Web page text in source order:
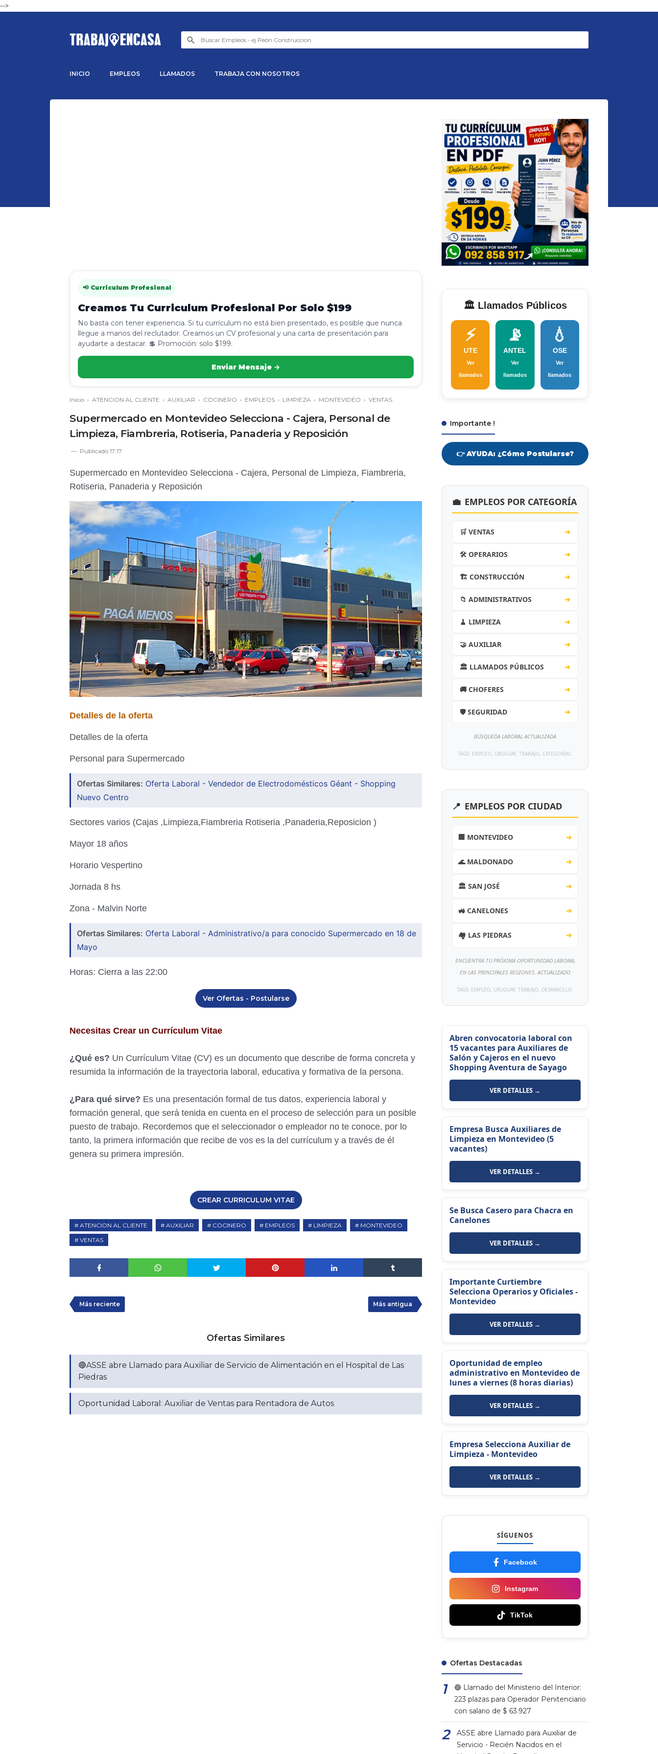
-->
INICIO EMPLEOS LLAMADOS TRABAJA CON NOSOTROS
📢 Curriculum Profesional
Creamos Tu Curriculum Profesional Por Solo $199
No basta con tener experiencia. Si tu currículum no está bien presentado, es posible que nunca
llegue a manos del reclutador. Creamos un CV profesional y una carta de presentación para
ayudarte a destacar. 💲 Promoción: solo $199.
Enviar Mensaje →
Inicio › ATENCION AL CLIENTE › AUXILIAR › COCINERO › EMPLEOS › LIMPIEZA › MONTEVIDEO › VENTAS
Supermercado en Montevideo Selecciona - Cajera, Personal de
Limpieza, Fiambreria, Rotiseria, Panaderia y Reposición
Publicado 17:17
Supermercado en Montevideo Selecciona - Cajera, Personal de Limpieza, Fiambreria,
Rotiseria, Panaderia y Reposición
Detalles de la oferta
Detalles de la oferta
Personal para Supermercado
Ofertas Similares: Oferta Laboral - Vendedor de Electrodomésticos Géant - Shopping
Nuevo Centro
Sectores varios (Cajas ,Limpieza,Fiambreria Rotiseria ,Panaderia,Reposicion )
Mayor 18 años
Horario Vespertino
Jornada 8 hs
Zona - Malvin Norte
Ofertas Similares: Oferta Laboral - Administrativo/a para conocido Supermercado en 18 de
Mayo
Horas: Cierra a las 22:00
Ver Ofertas - Postularse
Necesitas Crear un Currículum Vitae
¿Qué es? Un Currículum Vitae (CV) es un documento que describe de forma concreta y
resumida la información de la trayectoria laboral, educativa y formativa de la persona.
¿Para qué sirve? Es una presentación formal de tus datos, experiencia laboral y
formación general, que será tenida en cuenta en el proceso de selección para un posible
puesto de trabajo. Recordemos que el seleccionador o empleador no te conoce, por lo
tanto, la primera información que recibe de vos es la del currículum y a través de él
genera su primera impresión.
CREAR CURRICULUM VITAE
ATENCION AL CLIENTE AUXILIAR COCINERO EMPLEOS LIMPIEZA
MONTEVIDEO
VENTAS
Más reciente Más antigua
Ofertas Similares
🔴ASSE abre Llamado para Auxiliar de Servicio de Alimentación en el Hospital de Las
Piedras
Oportunidad Laboral: Auxiliar de Ventas para Rentadora de Autos
🏛️ Llamados Públicos
⚡
UTE
Ver
llamados
📡
ANTEL
Ver
llamados
💧
OSE
Ver
llamados
Importante !
👉 AYUDA: ¿Cómo Postularse?
💼 EMPLEOS POR CATEGORÍA
🛒 VENTAS ➔
🛠️ OPERARIOS ➔
🏗️ CONSTRUCCIÓN ➔
📁 ADMINISTRATIVOS ➔
🧹 LIMPIEZA ➔
🤝 AUXILIAR ➔
🏛️ LLAMADOS PÚBLICOS ➔
🚚 CHOFERES ➔
🛡️ SEGURIDAD ➔
BÚSQUEDA LABORAL ACTUALIZADA
TAGS: EMPLEO, URUGUAY, TRABAJO, CATEGORÍAS.
📍 EMPLEOS POR CIUDAD
🏢 MONTEVIDEO ➔
🌊 MALDONADO ➔
🏛️ SAN JOSÉ ➔
🚜 CANELONES ➔
🏘️ LAS PIEDRAS ➔
ENCUENTRA TU PRÓXIMA OPORTUNIDAD LABORAL
EN LAS PRINCIPALES REGIONES. ACTUALIZADO
TAGS: EMPLEO, URUGUAY, TRABAJO, DESARROLLO.
Abren convocatoria laboral con
15 vacantes para Auxiliares de
Salón y Cajeros en el nuevo
Shopping Aventura de Sayago
VER DETALLES →
Empresa Busca Auxiliares de
Limpieza en Montevideo (5
vacantes)
VER DETALLES →
Se Busca Casero para Chacra en
Canelones
VER DETALLES →
Importante Curtiembre
Selecciona Operarios y Oficiales -
Montevideo
VER DETALLES →
Oportunidad de empleo
administrativo en Montevideo de
lunes a viernes (8 horas diarias)
VER DETALLES →
Empresa Selecciona Auxiliar de
Limpieza - Montevideo
VER DETALLES →
SÍGUENOS
Facebook
Instagram
TikTok
Ofertas Destacadas
🔵 Llamado del Ministerio del Interior:
223 plazas para Operador Penitenciario
con salario de $ 63.927
ASSE abre Llamado para Auxiliar de
Servicio - Recién Nacidos en el